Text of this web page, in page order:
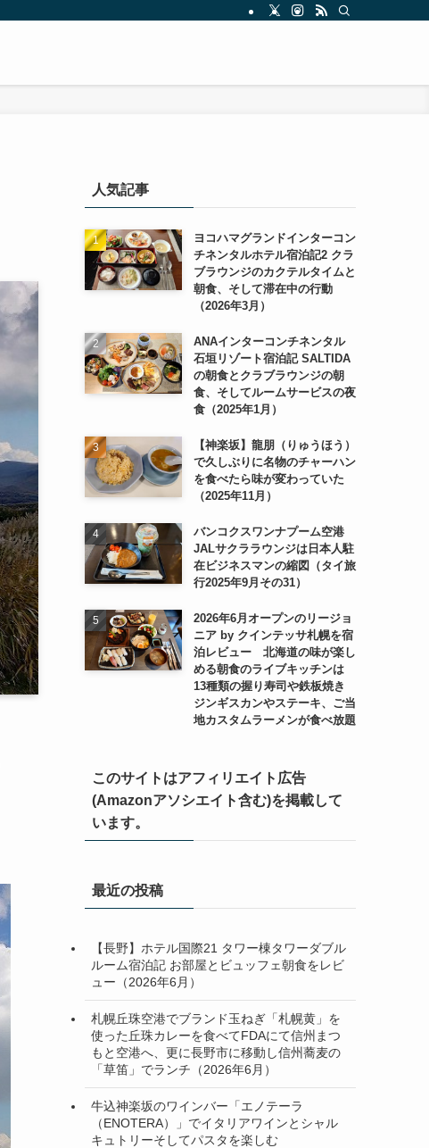
人気記事
ヨコハマグランドインターコン
チネンタルホテル宿泊記2 クラ
ブラウンジのカクテルタイムと
朝食、そして滞在中の行動
（2026年3月）
ANAインターコンチネンタル
石垣リゾート宿泊記 SALTIDA
の朝食とクラブラウンジの朝
食、そしてルームサービスの夜
食（2025年1月）
【神楽坂】龍朋（りゅうほう）
で久しぶりに名物のチャーハン
を食べたら味が変わっていた
（2025年11月）
バンコクスワンナプーム空港
JALサクララウンジは日本人駐
在ビジネスマンの縮図（タイ旅
行2025年9月その31）
2026年6月オープンのリージョ
ニア by クインテッサ札幌を宿
泊レビュー 北海道の味が楽し
める朝食のライブキッチンは
13種類の握り寿司や鉄板焼き
ジンギスカンやステーキ、ご当
地カスタムラーメンが食べ放題
このサイトはアフィリエイト広告
(Amazonアソシエイト含む)を掲載して
います。
最近の投稿
【長野】ホテル国際21 タワー棟タワーダブル
ルーム宿泊記 お部屋とビュッフェ朝食をレビ
ュー（2026年6月）
札幌丘珠空港でブランド玉ねぎ「札幌黄」を
使った丘珠カレーを食べてFDAにて信州まつ
もと空港へ、更に長野市に移動し信州蕎麦の
「草笛」でランチ（2026年6月）
牛込神楽坂のワインバー「エノテーラ
（ENOTERA）」でイタリアワインとシャル
キュトリーそしてパスタを楽しむ